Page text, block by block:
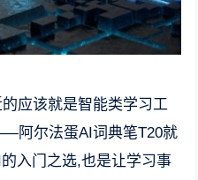
应该就是智能类学习工
阿尔法蛋AI词典笔T20就
入门之选,也是让学习事